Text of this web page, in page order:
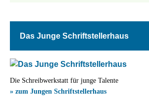
Das Junge Schriftstellerhaus
Die Schreibwerkstatt für junge Talente
» zum Jungen Schriftstellerhaus